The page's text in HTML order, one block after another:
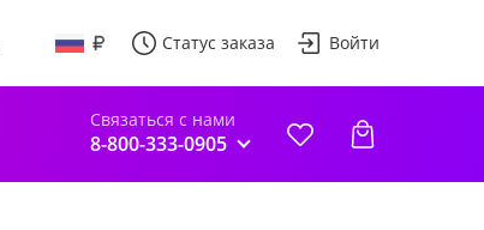
Статус заказа Войти
Связаться с нами
8-800-333-0905